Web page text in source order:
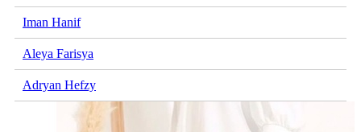
Iman Hanif
Aleya Farisya
Adryan Hefzy